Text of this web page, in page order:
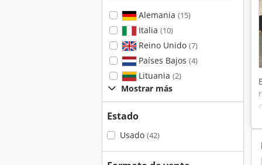
Alemania (15)
Italia (10)
Reino Unido (7)
Países Bajos (4)
Lituania (2)
Mostrar más
Estado
Usado (42)